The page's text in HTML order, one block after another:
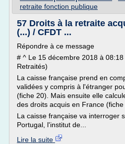
retraite fonction publique
57 Droits à la retraite
(...) / CFDT ...
Répondre à ce message
# ^ Le 15 décembre 2018 à
Retraités)
La caisse française prend en
validées y compris à l'étranger
(fiche 20). Mais ensuite elle
des droits acquis en France (fiche
La caisse française va interroger
Portugal, l'institut de...
Lire la suite